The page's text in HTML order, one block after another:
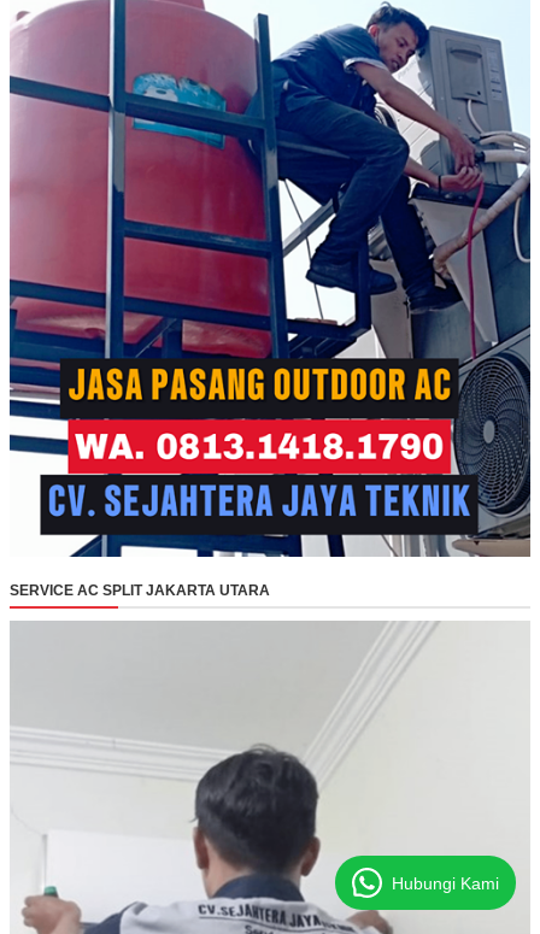
SERVICE AC SPLIT JAKARTA UTARA
Hubungi Kami